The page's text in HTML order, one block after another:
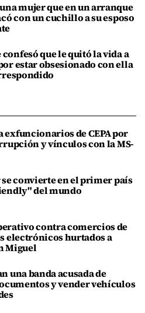
mujer que en un arranque
con un cuchillo a su esposo
que le quitó la vida a
estar obsesionado con ella
exfuncionarios de CEPA por
y vínculos con la MS-
se convierte en el primer país
del mundo
contra comercios de
electrónicos hurtados a
Miguel
una banda acusada de
y vender vehículos